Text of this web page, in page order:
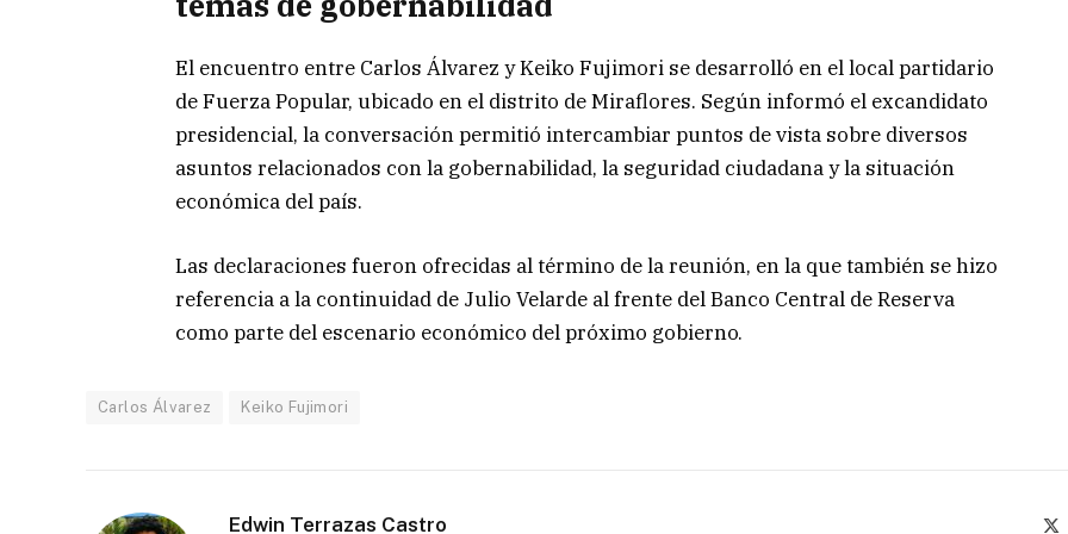
El encuentro entre Carlos Álvarez y Keiko Fujimori se desarrolló en el local partidario
de Fuerza Popular, ubicado en el distrito de Miraflores. Según informó el excandidato
presidencial, la conversación permitió intercambiar puntos de vista sobre diversos
asuntos relacionados con la gobernabilidad, la seguridad ciudadana y la situación
económica del país.
Las declaraciones fueron ofrecidas al término de la reunión, en la que también se hizo
referencia a la continuidad de Julio Velarde al frente del Banco Central de Reserva
como parte del escenario económico del próximo gobierno.
Carlos Álvarez Keiko Fujimori
Edwin Terrazas Castro